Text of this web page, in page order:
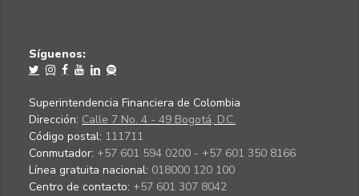
Síguenos:
Superintendencia Financiera de Colombia
Dirección: Calle 7 No. 4 - 49 Bogotá, D.C.
Código postal: 111711
Conmutador: +57 601 594 0200 - +57 601 350 8166
Línea gratuita nacional: 018000 120 100
Centro de contacto: +57 601 307 8042